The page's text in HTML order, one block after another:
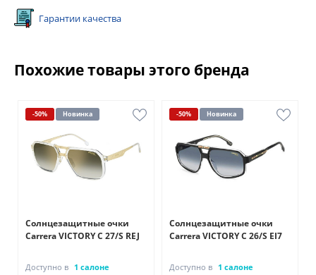
Гарантии качества
Похожие товары этого бренда
-50% Новинка
Солнцезащитные очки
Carrera VICTORY C 27/S REJ
Доступно в 1 салоне
-50% Новинка
Солнцезащитные очки
Carrera VICTORY C 26/S EI7
Доступно в 1 салоне